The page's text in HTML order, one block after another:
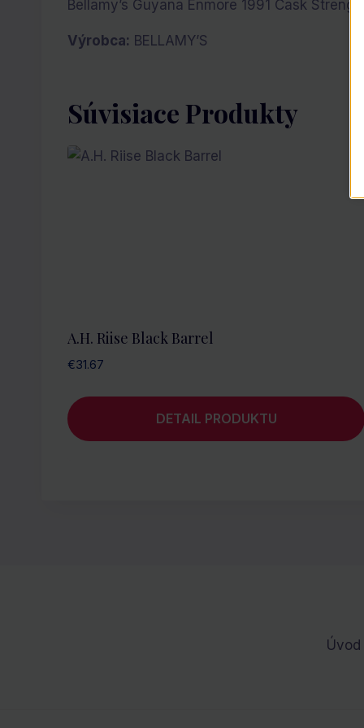
Bellamy’s Guyana Enmore 1991 Cask
Výrobca: BELLAMY’S
Súvisiace Produkty
A.H. Riise Black Barrel
€31.67
DETAIL PRODUKTU
Úvod